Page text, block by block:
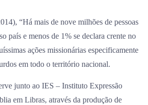
“Há mais de nove milhões de pessoas
país e menos de 1% se declara crente no
ações missionárias especificamente
em todo o território nacional.
junto ao IES – Instituto Expressão
em Libras, através da produção de